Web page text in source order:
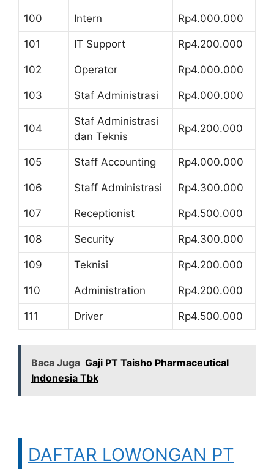
100 Intern Rp4.000.000
101 IT Support Rp4.200.000
102 Operator Rp4.000.000
103 Staf Administrasi Rp4.000.000
104
Staf Administrasi
dan Teknis
Rp4.200.000
105 Staff Accounting Rp4.000.000
106 Staff Administrasi Rp4.300.000
107 Receptionist Rp4.500.000
108 Security Rp4.300.000
109 Teknisi Rp4.200.000
110 Administration Rp4.200.000
111 Driver Rp4.500.000
Baca Juga Gaji PT Taisho Pharmaceutical
Indonesia Tbk
DAFTAR LOWONGAN PT